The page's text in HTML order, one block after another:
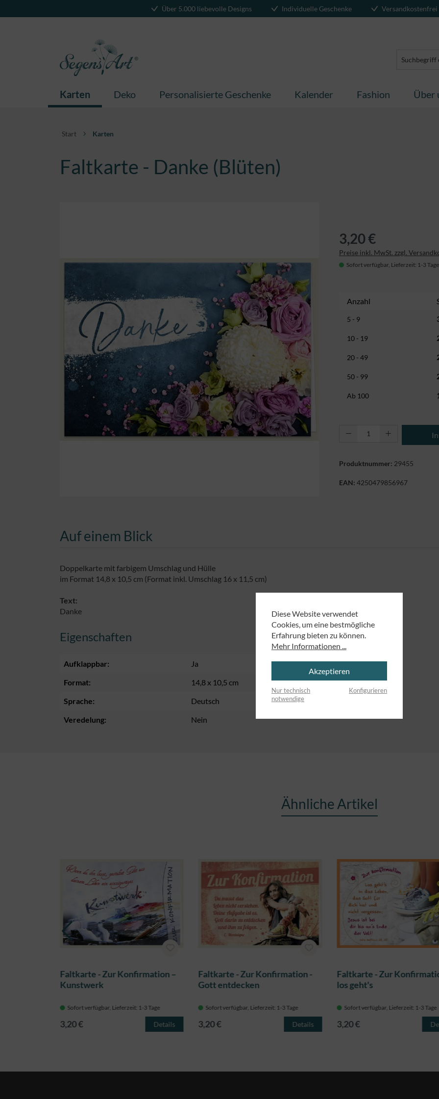
Über 5.000 liebevolle Designs Individuelle Geschenke
Karten Deko Personalisierte Geschenke Kalender Fashion Über
Start Karten
Faltkarte - Danke (Blüten)
3,20 €
Preise inkl. MwSt. zzgl.
Sofort verfügbar, Lieferzeit: 1-3 Tage
Anzahl
5 - 9
10 - 19
20 - 49
50 - 99
Ab 100
Produkt Anzahl:
Produktnummer: 29455
EAN: 4250479856967
Auf einem Blick
Doppelkarte mit farbigem Umschlag und Hülle
im Format 14,8 x 10,5 cm (Format inkl. Umschlag 16 x 11,5 cm)
Text:
Danke
Eigenschaften
Aufklappbar:
Ja
Format:
14,8 x 10,5 cm
Sprache:
Deutsch
Veredelung:
Nein
Ähnliche Artikel
Faltkarte - Zur Konfirmation –
Kunstwerk
Sofort verfügbar, Lieferzeit: 1-3 Tage
3,20 € Details
Faltkarte - Zur Konfirmation -
Gott entdecken
Sofort verfügbar, Lieferzeit: 1-3 Tage
3,20 € Details
Faltkarte - Zur
los geht's
Sofort verfügbar, Lieferzeit: 1-3 Tage
3,20 €
Diese Website verwendet
Cookies, um eine bestmögliche
Erfahrung bieten zu können.
Mehr Informationen ...
Akzeptieren
Nur technisch
notwendige
Konfigurieren